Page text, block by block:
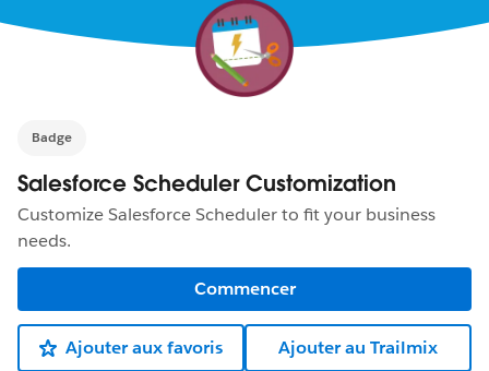
Badge
Salesforce Scheduler Customization
Customize Salesforce Scheduler to fit your business
needs.
Commencer
Ajouter aux favoris Ajouter au Trailmix